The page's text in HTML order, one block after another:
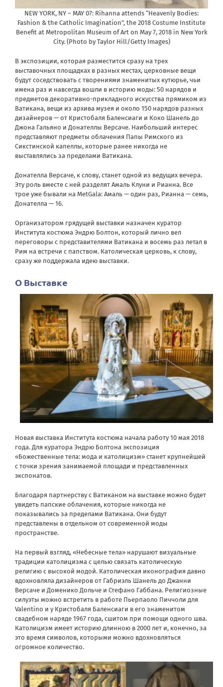
NEW YORK, NY – MAY 07: Rihanna attends “Heavenly Bodies:
Fashion & the Catholic Imagination”, the 2018 Costume Institute
Benefit at Metropolitan Museum of Art on May 7, 2018 in New York
City. (Photo by Taylor Hill/Getty Images)
В экспозиции, которая разместится сразу на трех
выставочных площадках в разных местах, церковные вещи
будут соседствовать с творениями знаменитых кутюрье, чьи
имена раз и навсегда вошли в историю моды: 50 нарядов и
предметов декоративно-прикладного искусства прямиком из
Ватикана, вещи из архива музея и около 150 нарядов разных
дизайнеров — от Кристобаля Баленсиаги и Коко Шанель до
Джона Гальяно и Донателлы Версаче. Наибольший интерес
представляют предметы облачения Папы Римского из
Сикстинской капеллы, которые ранее никогда не
выставлялись за пределами Ватикана.
Донателла Версаче, к слову, станет одной из ведущих вечера.
Эту роль вместе с ней разделят Амаль Клуни и Рианна. Все
трое уже бывали на MetGala: Амаль — один раз, Рианна — семь,
Донателла — 16.
Организатором грядущей выставки назначен куратор
Института костюма Эндрю Болтон, который лично вел
переговоры с представителями Ватикана и восемь раз летал в
Рим на встречи с папством. Католическая церковь, к слову,
сразу же поддержала идею выставки.
О Выставке
Новая выставка Института костюма начала работу 10 мая 2018
года. Для куратора Эндрю Болтона экспозиция
«Божественные тела: мода и католицизм» станет крупнейшей
с точки зрения занимаемой площади и представленных
экспонатов.
Благодаря партнерству с Ватиканом на выставке можно будет
увидеть папские облачения, которые никогда не
показывались за пределами Ватикана. Они будут
представлены в отдельном от современной моды
пространстве.
На первый взгляд, «Небесные тела» нарушают визуальные
традиции католицизма с целью связать католическую
религию с высокой модой. Католическая иконография давно
вдохновляла дизайнеров от Габриэль Шанель до Джанни
Версаче и Доменико Дольче и Стефано Габбана. Религиозные
силуэты можно встретить в работе Пьерпаоло Пиччоли для
Valentino и у Кристобаля Баленсиаги в его знаменитом
свадебном наряде 1967 года, сшитом при помощи одного шва.
Католицизм имеет историю длинною в 2000 лет и, конечно, за
это время символов, которыми можно вдохновляться
огромное количество.